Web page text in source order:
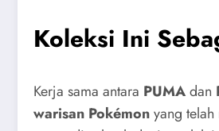
Koleksi Ini
Kerja sama antara PUMAdan
warisan Pokémonyang